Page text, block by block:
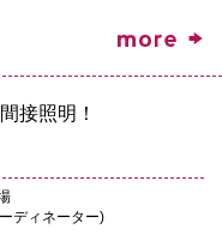
接照明！
ディネーター)